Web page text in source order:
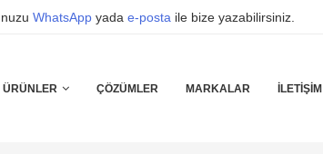
WhatsApp yada e-posta ile bize yazabilirsiniz.
ÜRÜNLER ÇÖZÜMLER MARKALAR İLETIŞIM